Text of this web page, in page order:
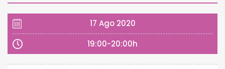
17 Ago 2020
19:00-20:00h